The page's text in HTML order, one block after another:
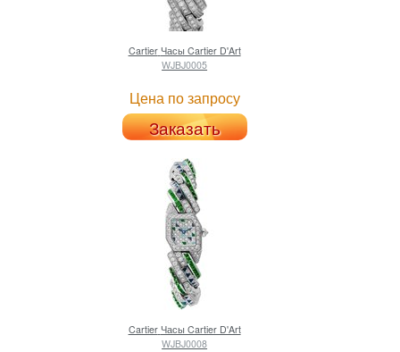
Cartier Часы Cartier D'Art
WJBJ0005
Цена по запросу
Заказать
Cartier Часы Cartier D'Art
WJBJ0008